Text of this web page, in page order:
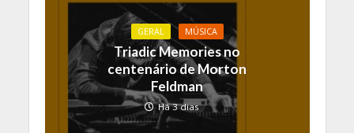
GERAL MÚSICA
Triadic Memories no
centenário de Morton
Feldman
Há 3 dias